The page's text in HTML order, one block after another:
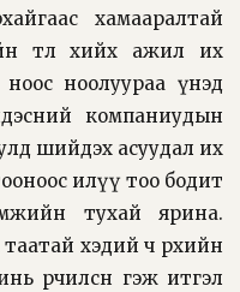
хамааралтай
төлөө хийх ажил их
ноолуураа үнэд
компаниудын
шийдэх асуудал их
илүү тоо бодит
тухай ярина.
хэдий ч өрхийн
өөрчилсөн гэж итгэл